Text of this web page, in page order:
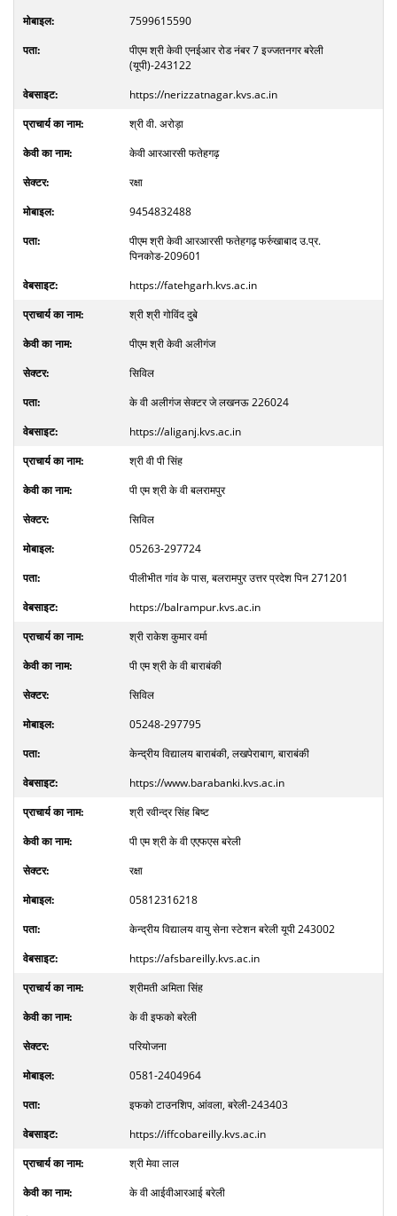
7599615590
पीएम श्री केवी एनईआर रोड नंबर 7 इज्जतनगर बरेली
(यूपी)-243122
https://nerizzatnagar.kvs.ac.in
श्री वी. अरोड़ा
केवी आरआरसी फतेहगढ़
रक्षा
9454832488
पीएम श्री केवी आरआरसी फतेहगढ़ फर्रुखाबाद उ.प्र.
पिनकोड-209601
https://fatehgarh.kvs.ac.in
श्री श्री गोविंद दुबे
पीएम श्री केवी अलीगंज
सिविल
के वी अलीगंज सेक्टर जे लखनऊ 226024
https://aliganj.kvs.ac.in
श्री वी पी सिंह
पी एम श्री के वी बलरामपुर
सिविल
05263-297724
पीलीभीत गांव के पास, बलरामपुर उत्तर प्रदेश पिन 271201
https://balrampur.kvs.ac.in
श्री राकेश कुमार वर्मा
पी एम श्री के वी बाराबंकी
सिविल
05248-297795
केन्द्रीय विद्यालय बाराबंकी, लखपेराबाग, बाराबंकी
https://www.barabanki.kvs.ac.in
श्री रवीन्द्र सिंह बिष्ट
पी एम श्री के वी एएफएस बरेली
रक्षा
05812316218
केन्द्रीय विद्यालय वायु सेना स्टेशन बरेली यूपी 243002
https://afsbareilly.kvs.ac.in
श्रीमती अमिता सिंह
के वी इफको बरेली
परियोजना
0581-2404964
इफको टाउनशिप, आंवला, बरेली-243403
https://iffcobareilly.kvs.ac.in
श्री मेवा लाल
के वी आईवीआरआई बरेली